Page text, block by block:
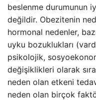
beslenme durumunun
değildir. Obezitenin
hormonal nedenler,
uyku bozuklukları
psikolojik,
değişiklikleri olarak
neden olan etkeni
neden olan birçok